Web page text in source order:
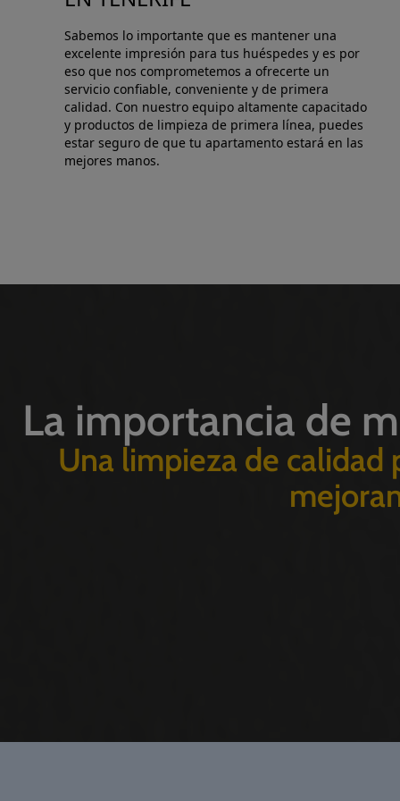
Sabemos lo importante que es mantener una
excelente impresión para tus huéspedes y es por
eso que nos comprometemos a ofrecerte un
servicio confiable, conveniente y de primera
calidad. Con nuestro equipo altamente capacitado
y productos de limpieza de primera línea, puedes
estar seguro de que tu apartamento estará en las
mejores manos.
La importancia de
Una limpieza de calidad